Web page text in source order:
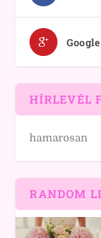
Google
HÍRLEVÉL
hamarosan
RANDOM